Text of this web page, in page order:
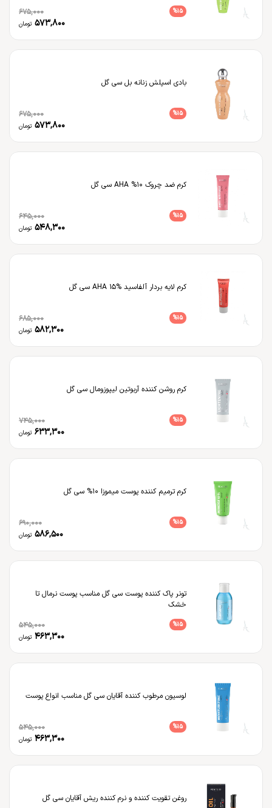
675,000 %15
573,800 تومان
بادی اسپلش زنانه بل سی گل
675,000 %15
573,800 تومان
کرم ضد چروک ۱۰% AHA سی گل
645,000 %15
548,300 تومان
کرم لایه بردار آلفاسید AHA 15% سی گل
685,000 %15
582,300 تومان
کرم روشن کننده آربوتین لیپوزومال سی گل
745,000 %15
633,300 تومان
کرم ترمیم کننده پوست میموزا 10% سی گل
690,000 %15
586,500 تومان
تونر پاک کننده پوست سی گل مناسب پوست نرمال تا
خشک
545,000
%15
463,300 تومان
لوسیون مرطوب کننده آقایان سی گل مناسب انواع پوست
545,000 %15
463,300 تومان
روغن تقویت کننده و نرم کننده ریش آقایان سی گل